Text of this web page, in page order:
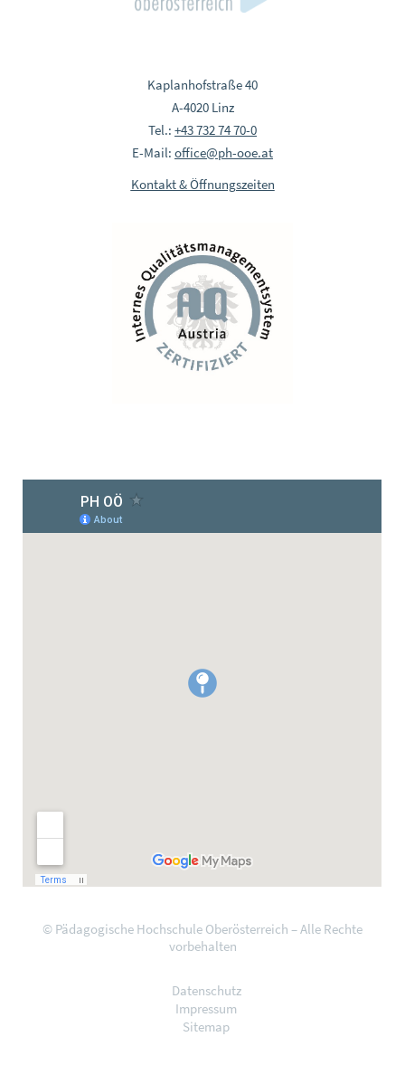
Kaplanhofstraße 40
A-4020 Linz
Tel.: +43 732 74 70-0
E-Mail: office@ph-ooe.at
Kontakt & Öffnungszeiten
© Pädagogische Hochschule Oberösterreich – Alle Rechte
vorbehalten
Datenschutz
Impressum
Sitemap